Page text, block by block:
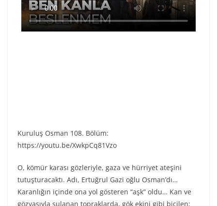
Kuruluş Osman 108. Bölüm:
https://youtu.be/XwkpCq81Vzo
O, kömür karası gözleriyle, gaza ve hürriyet ateşini
tutuşturacaktı. Adı, Ertuğrul Gazi oğlu Osman’dı…
Karanlığın içinde ona yol gösteren “aşk” oldu… Kan ve
gözyaşıyla sulanan topraklarda, gök ekini gibi biçilen;